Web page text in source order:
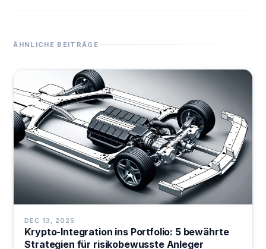
ÄHNLICHE BEITRÄGE
DEC 13, 2025
Krypto-Integration ins Portfolio: 5 bewährte
Strategien für risikobewusste Anleger